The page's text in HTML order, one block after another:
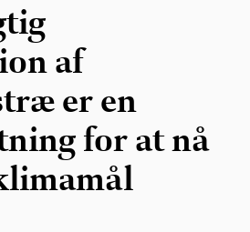
af
er en
for at nå